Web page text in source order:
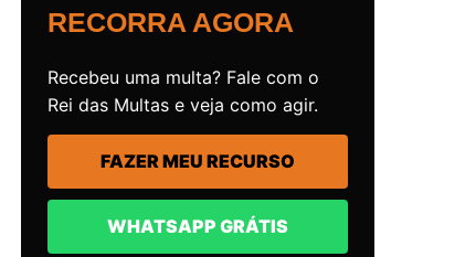
RECORRA AGORA
Recebeu uma multa? Fale com o
Rei das Multas e veja como agir.
FAZER MEU RECURSO
WHATSAPP GRÁTIS